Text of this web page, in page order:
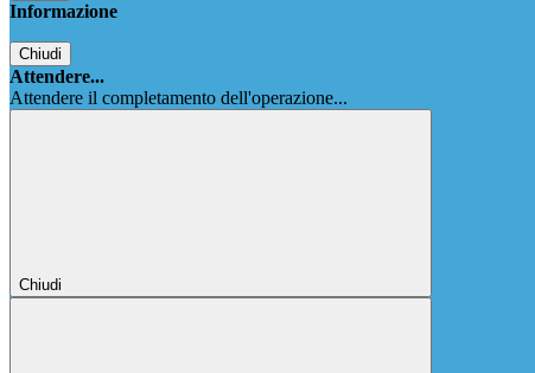
Informazione
Chiudi
Attendere...
Attendere il completamento dell'operazione...
Chiudi